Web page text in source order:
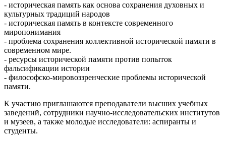
- историческая память как основа сохранения духовных и
культурных традиций народов
- историческая память в контексте современного
миропонимания
- проблема сохранения коллективной исторической памяти в
современном мире.
- ресурсы исторической памяти против попыток
фальсификации истории
- философско-мировоззренческие проблемы исторической
памяти.
К участию приглашаются преподаватели высших учебных
заведений, сотрудники научно-исследовательских институтов
и музеев, а также молодые исследователи: аспиранты и
студенты.